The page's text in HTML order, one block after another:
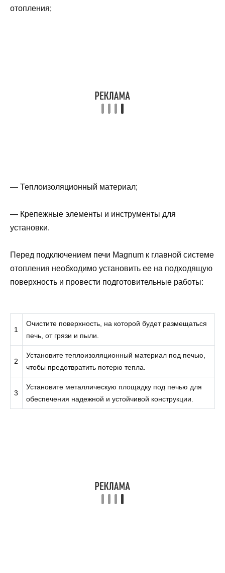
отопления;
— Теплоизоляционный материал;
— Крепежные элементы и инструменты для
установки.
Перед подключением печи Magnum к главной системе
отопления необходимо установить ее на подходящую
поверхность и провести подготовительные работы:
1
Очистите поверхность, на которой будет размещаться
печь, от грязи и пыли.
2
Установите теплоизоляционный материал под печью,
чтобы предотвратить потерю тепла.
3
Установите металлическую площадку под печью для
обеспечения надежной и устойчивой конструкции.